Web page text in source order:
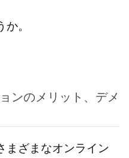
。
ンのメリット、デメ
まざまなオンライン